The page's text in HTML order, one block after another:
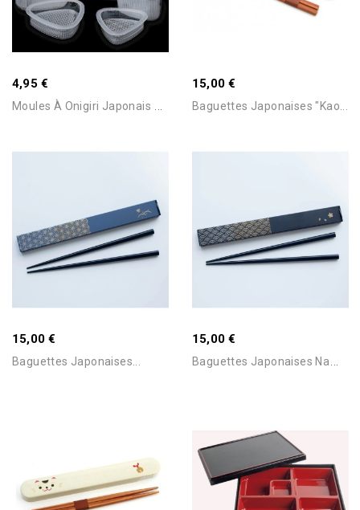
4,95 €
M
Oules À Onigiri Japonais –...
15,00 €
Baguettes Japonaises "Kao...
15,00 €
Baguettes Japonaises...
15,00 €
B
Aguettes Japonaises Nami...